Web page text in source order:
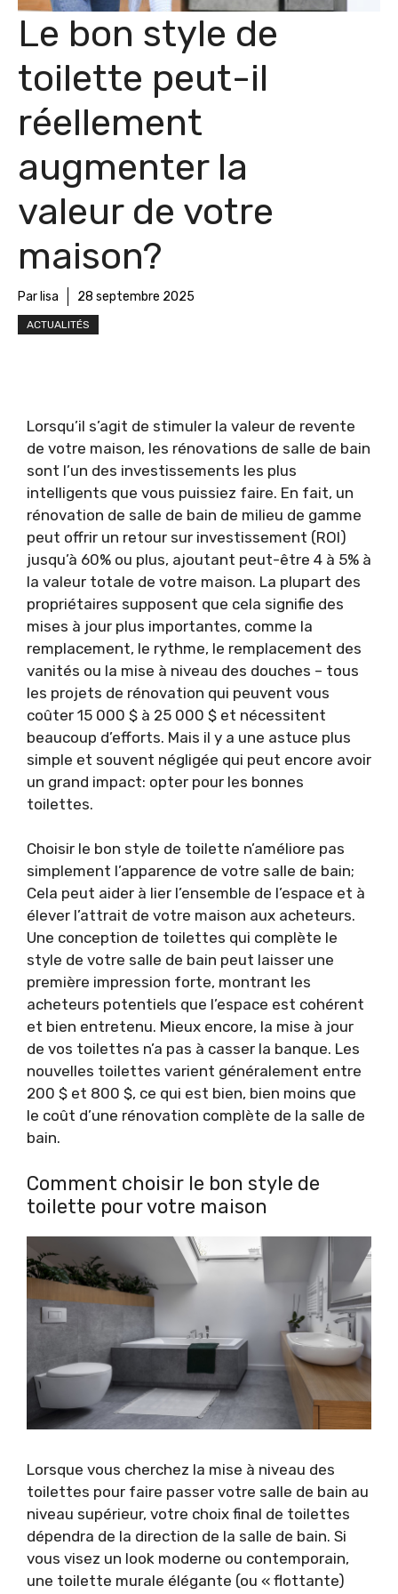
Le bon style de
toilette peut-il
réellement
augmenter la
valeur de votre
maison?
Par lisa 28 septembre 2025
ACTUALITÉS
Lorsqu’il s’agit de stimuler la valeur de revente
de votre maison, les rénovations de salle de bain
sont l’un des investissements les plus
intelligents que vous puissiez faire. En fait, un
rénovation de salle de bain de milieu de gamme
peut offrir un retour sur investissement (ROI)
jusqu’à 60% ou plus, ajoutant peut-être 4 à 5% à
la valeur totale de votre maison. La plupart des
propriétaires supposent que cela signifie des
mises à jour plus importantes, comme la
remplacement, le rythme, le remplacement des
vanités ou la mise à niveau des douches – tous
les projets de rénovation qui peuvent vous
coûter 15 000 $ à 25 000 $ et nécessitent
beaucoup d’efforts. Mais il y a une astuce plus
simple et souvent négligée qui peut encore avoir
un grand impact: opter pour les bonnes
toilettes.
Choisir le bon style de toilette n’améliore pas
simplement l’apparence de votre salle de bain;
Cela peut aider à lier l’ensemble de l’espace et à
élever l’attrait de votre maison aux acheteurs.
Une conception de toilettes qui complète le
style de votre salle de bain peut laisser une
première impression forte, montrant les
acheteurs potentiels que l’espace est cohérent
et bien entretenu. Mieux encore, la mise à jour
de vos toilettes n’a pas à casser la banque. Les
nouvelles toilettes varient généralement entre
200 $ et 800 $, ce qui est bien, bien moins que
le coût d’une rénovation complète de la salle de
bain.
Comment choisir le bon style de
toilette pour votre maison
Lorsque vous cherchez la mise à niveau des
toilettes pour faire passer votre salle de bain au
niveau supérieur, votre choix final de toilettes
dépendra de la direction de la salle de bain. Si
vous visez un look moderne ou contemporain,
une toilette murale élégante (ou « flottante)